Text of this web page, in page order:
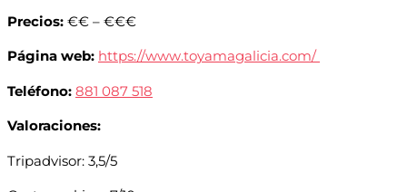
Precios: €€ – €€€
Página web: https://www.toyamagalicia.com/
Teléfono: 881 087 518
Valoraciones:
Tripadvisor: 3,5/5